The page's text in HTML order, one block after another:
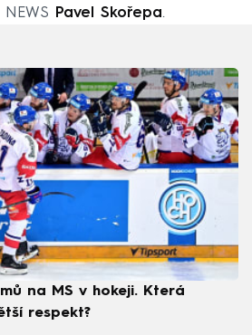
Pavel Skořepa.
na MS v hokeji. Která
respekt?